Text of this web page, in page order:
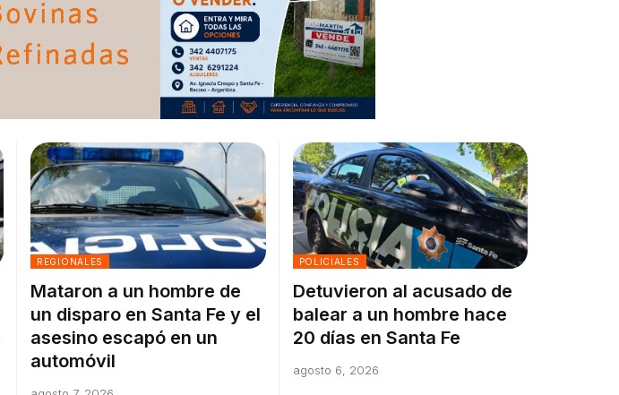
REGIONALES
Mataron a un hombre de
un disparo en Santa Fe y el
asesino escapó en un
automóvil
POLICIALES
Detuvieron al acusado de
balear a un hombre hace
20 días en Santa Fe
agosto 6, 2026